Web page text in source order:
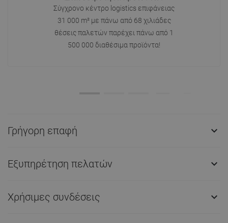
Σύγχρονο κέντρο logistics επιφάνειας
31 000 m² με πάνω από 68 χιλιάδες
θέσεις παλετών παρέχει πάνω από 1
500 000 διαθέσιμα προϊόντα!
Γρήγορη επαφή 
Εξυπηρέτηση πελατών 
Χρήσιμες συνδέσεις 